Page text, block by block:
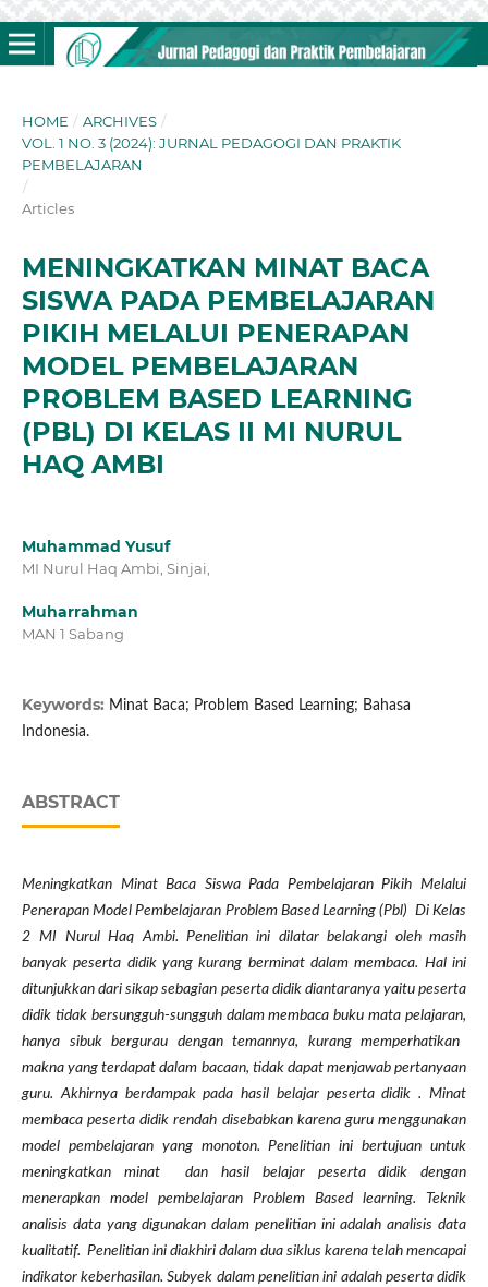
HOME / ARCHIVES /
VOL. 1 NO. 3 (2024): JURNAL PEDAGOGI DAN PRAKTIK
PEMBELAJARAN
/
Articles
MENINGKATKAN MINAT BACA
SISWA PADA PEMBELAJARAN
PIKIH MELALUI PENERAPAN
MODEL PEMBELAJARAN
PROBLEM BASED LEARNING
(PBL) DI KELAS II MI NURUL
HAQ AMBI
Muhammad Yusuf
MI Nurul Haq Ambi, Sinjai,
Muharrahman
MAN 1 Sabang
Keywords: Minat Baca; Problem Based Learning; Bahasa
Indonesia.
ABSTRACT
Meningkatkan Minat Baca Siswa Pada PembelajaranPikih Melalui
Penerapan Model Pembelajaran Problem Based Learning (Pbl) Di Kelas
2
MI Nurul Haq Ambi. Penelitian ini dilatar belakangi oleh masih
banyak peserta didik yang kurang berminatdalammembaca. Hal ini
ditunjukkan dari sikap sebagian peserta didik diantaranya yaitu peserta
didik tidak bersungguh-sungguh dalammembaca buku mata pelajaran,
hanya sibuk bergurau dengantemannya, kurang memperhatikan
makna yang terdapat dalam bacaan, tidak dapat menjawabpertanyaan
guru. Akhirnya berdampak pada hasil belajar peserta didik .Minat
membacapeserta didik rendah disebabkan karena guru menggunakan
model pembelajaran yang monoton. Penelitian ini bertujuan untuk
meningkatkan minat
dan hasil belajar peserta didik dengan
menerapkan model pembelajaran Problem Based learning. Teknik
analisis data yang digunakan dalam penelitian ini adalah analisis data
kualitatif. Penelitian ini diakhiri dalam dua siklus karena telah mencapai
indikator keberhasilan. Subyek dalam penelitian ini adalah peserta didik